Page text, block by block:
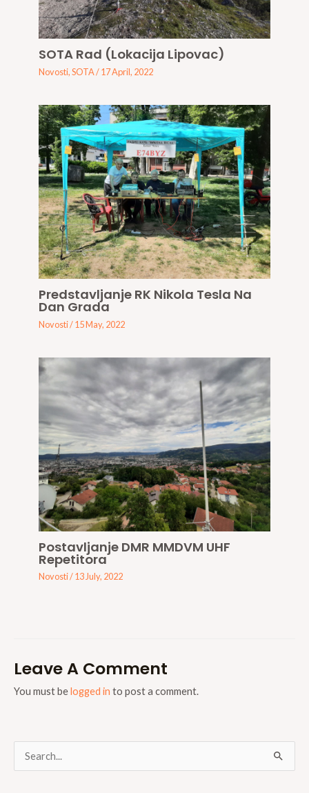
SOTA Rad (Lokacija Lipovac)
Novosti,SOTA/17 April, 2022
Predstavljanje RK Nikola Tesla Na
Dan Grada
Novosti/15 May, 2022
Postavljanje DMR MMDVM UHF
Repetitora
Novosti/13 July, 2022
Leave A Comment
You must belogged in to post a comment.